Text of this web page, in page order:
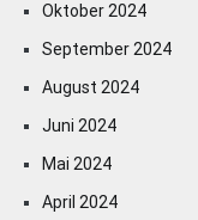
Oktober 2024
September 2024
August 2024
Juni 2024
Mai 2024
April 2024